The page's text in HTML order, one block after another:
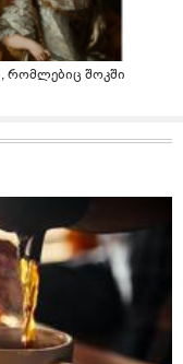
რომლებიც შოკში